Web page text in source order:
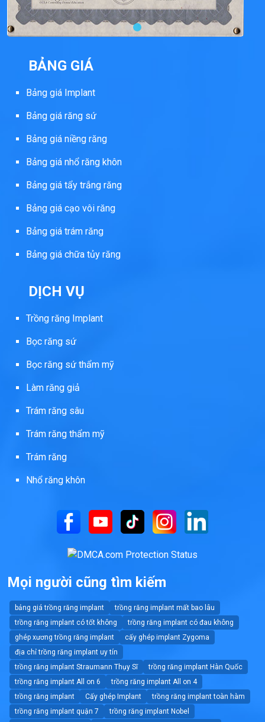
BẢNG GIÁ
Bảng giá Implant
Bảng giá răng sứ
Bảng giá niềng răng
Bảng giá nhổ răng khôn
Bảng giá tẩy trắng răng
Bảng giá cạo vôi răng
Bảng giá trám răng
Bảng giá chữa tủy răng
DỊCH VỤ
Trồng răng Implant
Bọc răng sứ
Bọc răng sứ thẩm mỹ
Làm răng giả
Trám răng sâu
Trám răng thẩm mỹ
Trám răng
Nhổ răng khôn
Mọi người cũng tìm kiếm
bảng giá trồng răng implant
trồng răng implant mất bao lâu
trồng răng implant có tốt không
trồng răng implant có đau không
ghép xương trồng răng implant
cấy ghép implant Zygoma
địa chỉ trồng răng implant uy tín
trồng răng implant Straumann Thụy Sĩ
trồng răng implant Hàn Quốc
trồng răng implant All on 6
trồng răng implant All on 4
trồng răng implant
Cấy ghép Implant
trồng răng implant toàn hàm
trồng răng implant quận 7
trồng răng implant Nobel